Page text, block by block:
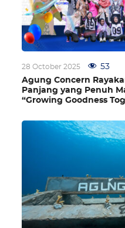
28 October 2025
53
Agung Concern
Panjang yang Penuh
“Growing Goodness